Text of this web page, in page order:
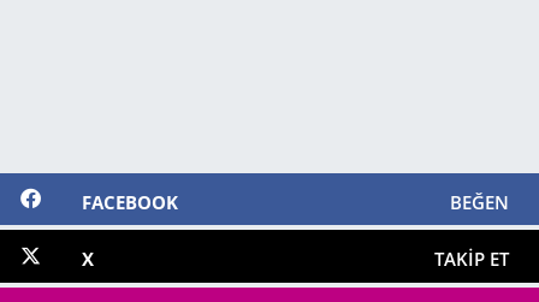
FACEBOOK BEĞEN
X TAKIP ET